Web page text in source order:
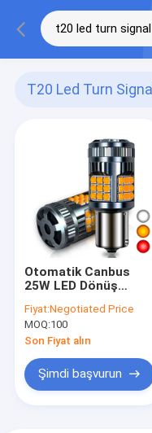
T20 Led Turn
Otomatik Canbus
25W LED Dönüş
1156 1157 3156 3157
7440 7443 Araba Fren
Ampulleri
Fiyat:Negotiated Price
MOQ:100
Son Fiyat alın
Şimdi başvurun